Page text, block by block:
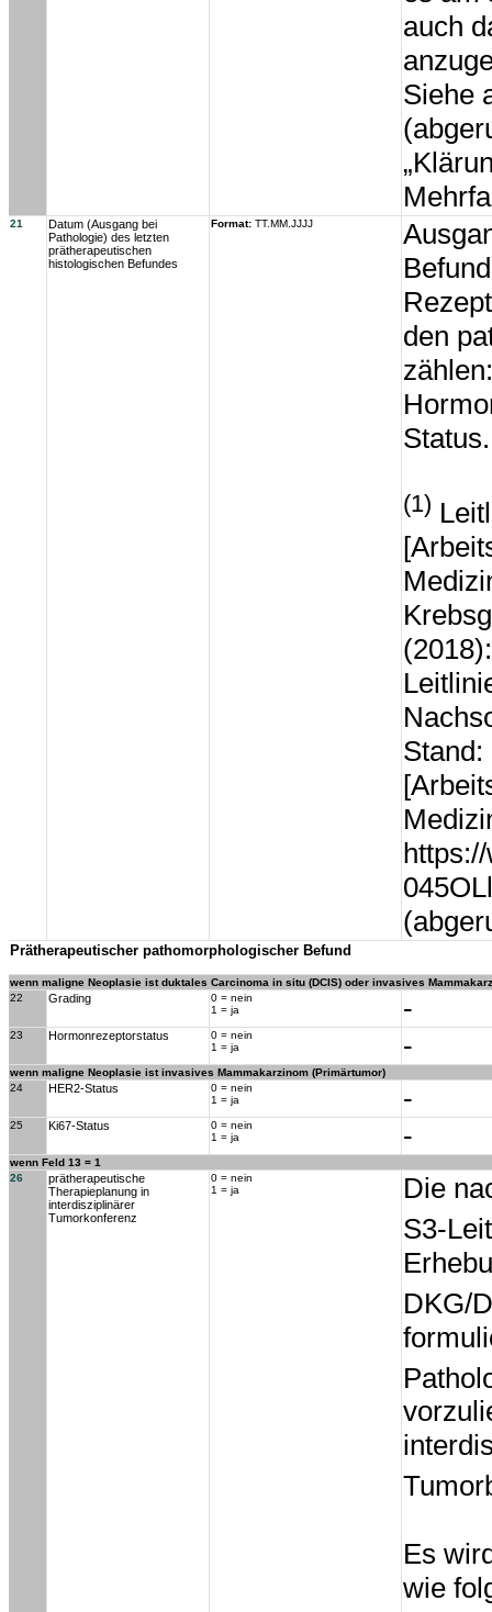
auch
Siehe
21
Datum (Ausgang bei
Pathologie) des letzten
prätherapeutischen
histologischen Befundes
Format: TT.MM.JJJJ
den
(1)
Prätherapeutischer pathomorphologischer Befund
wenn maligne Neoplasie ist duktales Carcinoma in situ (DCIS) oder invasives
22
Grading
0 = nein
1 = ja
-
23 Hormonrezeptorstatus
0 = nein
1 = ja
-
wenn maligne Neoplasie ist invasives Mammakarzinom (Primärtumor)
24
HER2-Status
0 = nein
1 = ja
-
25 Ki67-Status
0 = nein
1 = ja
-
wenn Feld 13 = 1
26
prätherapeutische
Therapieplanung in
interdisziplinärer
Tumorkonferenz
0 = nein
1 = ja
Die
S3-
DKG/
Es
wie